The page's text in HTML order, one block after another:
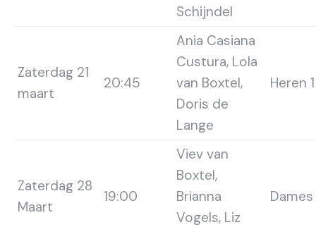
Schijndel
Zaterdag 21
maart
20:45
Ania Casiana
Custura, Lola
van Boxtel,
Doris de
Lange
Heren 1
Zaterdag 28
Maart
19:00
Viev van
Boxtel,
Brianna
Vogels, Liz
Dames